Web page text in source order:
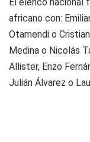
africano con:
Otamendi o
Medina o Nicolás
Allister, Enzo
Julián Álvarez o